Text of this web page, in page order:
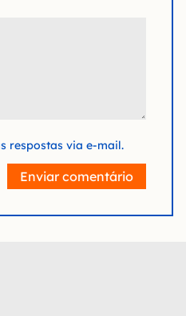
respostas via e-mail.
Enviar comentário